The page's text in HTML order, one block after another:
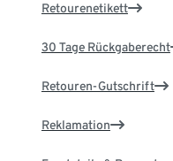
Retourenetikett
30 Tage Rückgaberecht
Retouren-Gutschrift
Reklamation